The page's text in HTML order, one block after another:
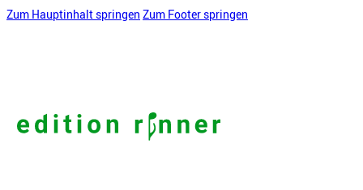
Zum Hauptinhalt springen Zum Footer springen